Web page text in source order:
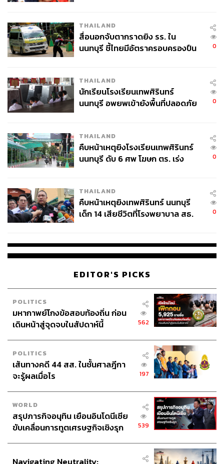
THAILAND
สื่อนอกจับตากราดยิง รร. ใน
นนทบุรี ชี้ไทยมีอัตราครอบครองปืน
0
THAILAND
นักเรียนโรงเรียนเทพศิรินทร์
นนทบุรี อพยพเข้ายังพื้นที่ปลอดภัย
0
THAILAND
คืบหน้าเหตุยิงโรงเรียนเทพศิรินทร์
นนทบุรี ดับ 6 ศพ โฆษก ตร. เร่ง
0
THAILAND
คืบหน้าเหตุยิงเทพศิรินทร์ นนทบุรี
เด็ก 14 เสียชีวิตที่โรงพยาบาล สธ.
0
EDITOR'S PICKS
POLITICS
มหากาพย์โกงข้อสอบท้องถิ่น ก่อน
เดินหน้าสู่จุดจบในสัปดาห์นี้
562
POLITICS
เส้นทางคดี 44 สส. ในชั้นศาลฎีกา
จะรู้ผลเมื่อไร
197
WORLD
สรุปภารกิจอนุทิน เยือนอินโดนีเซีย
ขับเคลื่อนการทูตเศรษฐกิจเชิงรุก
539